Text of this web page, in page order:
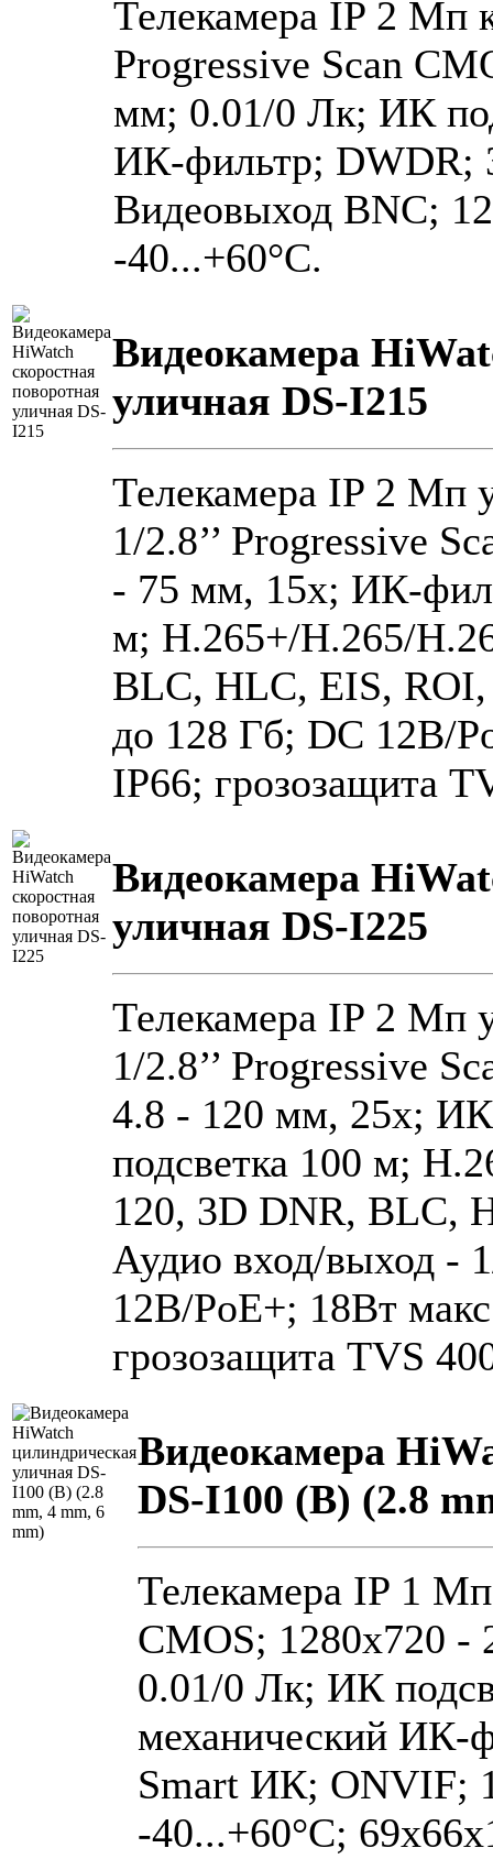
Телекамера IP 2 Мп
Progressive Scan
мм; 0.01/0 Лк; ИК
ИК-фильтр; DWDR;
Видеовыход BNC;
-40...+60°C.
Видеокамера
уличная DS-I215
Телекамера IP 2 Мп
1/2.8’’ Progressive
- 75 мм, 15x; ИК-
м; H.265+/H.265/
BLC, HLC, EIS,
до 128 Гб; DC 12В/
IP66; грозозащита
Видеокамера
уличная DS-I225
Телекамера IP 2 Мп
1/2.8’’ Progressive
4.8 - 120 мм, 25x;
подсветка 100 м;
120, 3D DNR, BLC,
Аудио вход/выход -
12В/PoE+; 18Вт
грозозащита TVS
Видеокамера
DS-I100 (B) (2.8
Телекамера IP 1
CMOS; 1280х720 -
0.01/0 Лк; ИК
механический ИК-
Smart ИК; ONVIF;
-40...+60°C;